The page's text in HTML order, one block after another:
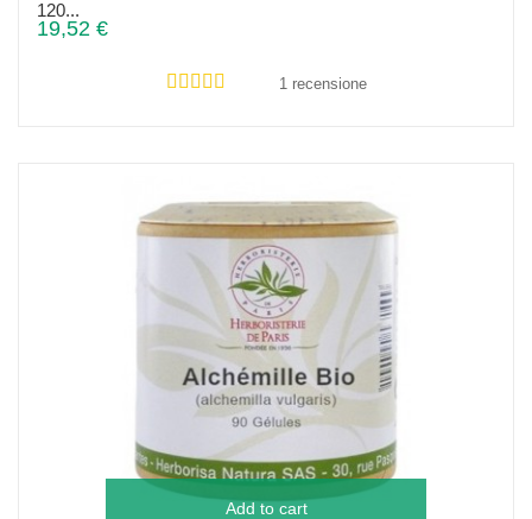
120...
19,52 €
1 recensione
Add to cart